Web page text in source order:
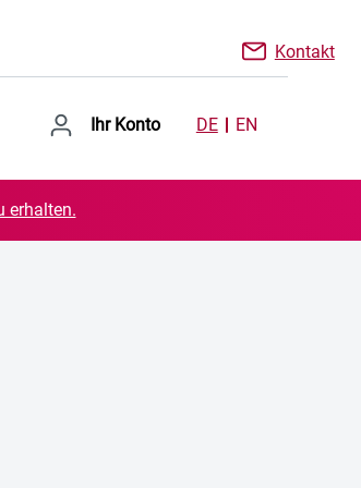
Kontakt
Ihr Konto DE EN
erhalten.